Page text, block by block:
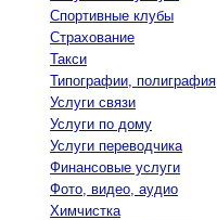
Спортивные клубы
Страхование
Такси
Типографии, полиграфия
Услуги связи
Услуги по дому
Услуги переводчика
Финансовые услуги
Фото, видео, аудио
Химчистка